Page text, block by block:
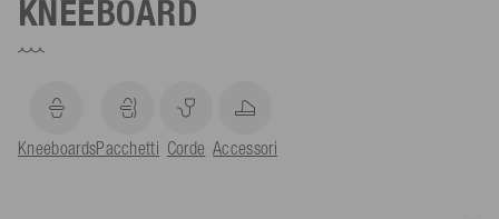
KNEEBOARD
KneeboardsPacchetti Corde Accessori